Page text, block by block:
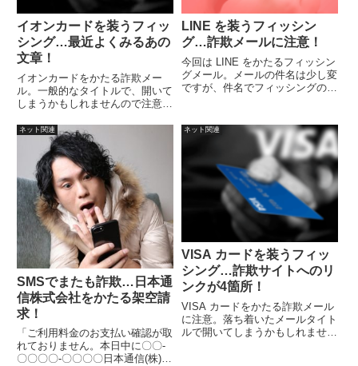
イオンカードを装うフィッ
シング…最近よくみるあの
文章！
イオンカードをかたる詐欺メー
ル。一般的なタイトルで、開いて
しまうかもしれませんので注意し
気になる場合は、まずは検索して
みましょう。
LINE を装うフィッシン
グ…詐欺メールに注意！
今回は LINE をかたるフィッシン
グメール。メールの件名は少し変
ですが、件名でフィッシングの判
で、おかしな点がいくつか見つか
ると思います。ケアレスミスでは
なく、日本語を知らないなっとい
う雰囲気ですね。
ネット関連
SMSでまたも詐欺…日本通
信株式会社をかたる架空請
求！
「ご利用料金のお支払い確認が取
れておりません。本日中に〇〇-
〇〇〇〇-〇〇〇〇日本通信(株)お
ネット関連
VISA カードを装うフィッ
シング…詐欺サイトへのリ
ンクが4箇所！
VISA カードをかたる詐欺メール
に注意。落ち着いたメールタイト
ルで開いてしまうかもしれません